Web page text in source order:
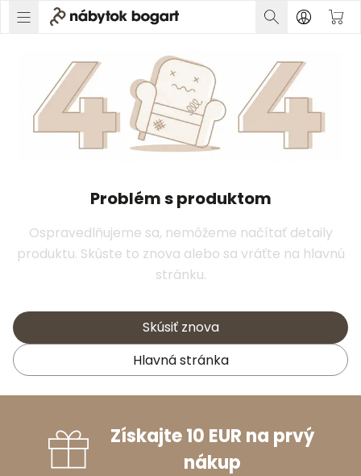
Problém s produktom
Ospravedlňujeme sa, nemôžeme načítať detaily
produktu. Skúste to znova alebo sa vráťte na hlavnú
stránku.
Skúsiť znova
Hlavná stránka
Získajte 10 EUR na prvý
nákup